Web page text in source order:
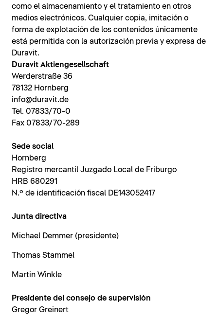
como el almacenamiento y el tratamiento en otros
medios electrónicos. Cualquier copia, imitación o
forma de explotación de los contenidos únicamente
está permitida con la autorización previa y expresa de
Duravit.
Duravit Aktiengesellschaft
Werderstraße 36
78132 Hornberg
info@duravit.de
Tel. 07833/70-0
Fax 07833/70-289
Sede social
Hornberg
Registro mercantil Juzgado Local de Friburgo
HRB 680291
N.º de identificación fiscal DE143052417
Junta directiva
Michael Demmer (presidente)
Thomas Stammel
Martin Winkle
Presidente del consejo de supervisión
Gregor Greinert